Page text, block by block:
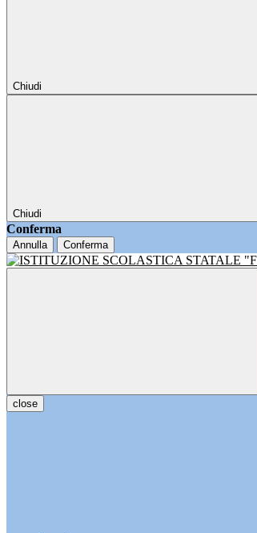
Chiudi
Chiudi
Conferma
Annulla Conferma
close